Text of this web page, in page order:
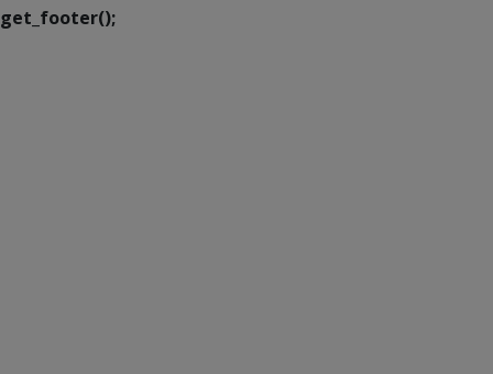
get_footer();